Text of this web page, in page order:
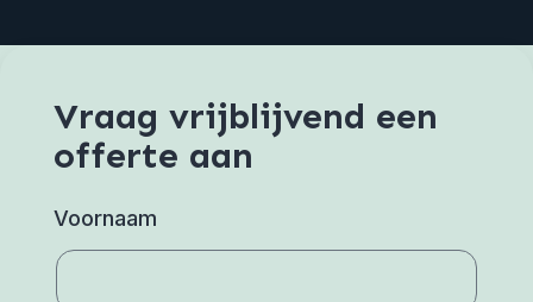
Vraag vrijblijvend een
offerte aan
Voornaam